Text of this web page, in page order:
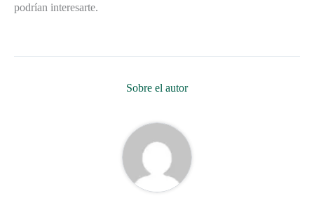
podrían interesarte.
Sobre el autor